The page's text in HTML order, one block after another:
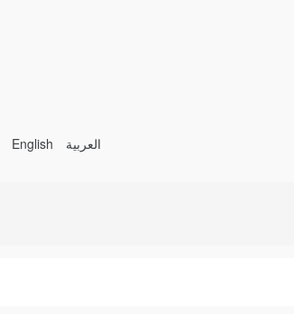
English العربية